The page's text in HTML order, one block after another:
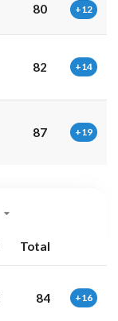
80 +12
82 +14
87 +19
Total
84 +16